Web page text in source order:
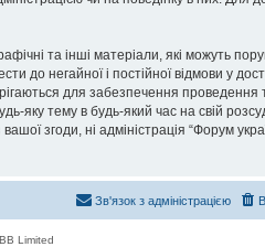
та інші матеріали, які можуть
до негайної і постійної відмови у
для забезпечення проведення
яку тему в будь-який час на свій
згоди, ні адміністрація “Форум
Зв'язок з адміністрацією
Limited